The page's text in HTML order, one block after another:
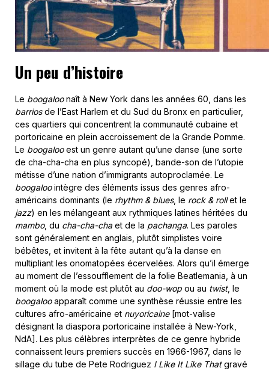
Un peu d’histoire
Le boogaloonaît à New York dans les années 60, dans les
barriosde l’East Harlem et du Sud du Bronx en particulier,
ces quartiers qui concentrent la communauté cubaine et
portoricaine en plein accroissement de la Grande Pomme.
Le boogalooest un genre autant qu’une danse (une sorte
de cha-cha-cha en plus syncopé), bande-son de l’utopie
métisse d’une nation d’immigrants autoproclamée. Le
boogaloointègre des éléments issus des genres afro-
américains dominants (le rhythm & blues, le rock & rollet le
jazz) en les mélangeant aux rythmiques latines héritées du
mambo, du cha-cha-chaet de la pachanga. Les paroles
sont généralement en anglais, plutôt simplistes voire
bébêtes, et invitent à la fête autant qu’à la danse en
multipliant les onomatopées écervelées. Alors qu’il émerge
au moment de l’essoufflement de la folie Beatlemania, à un
moment où la mode est plutôt au doo-wop ou au twist, le
boogalooapparaît comme une synthèse réussie entre les
cultures afro-américaine et nuyoricaine[mot-valise
désignant la diaspora portoricaine installée à New-York,
NdA]. Les plus célèbres interprètes de ce genre hybride
connaissent leurs premiers succès en 1966-1967, dans le
sillage du tube de Pete Rodriguez I Like It Like Thatgravé